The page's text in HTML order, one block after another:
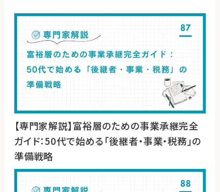
【専門家解説】富裕層のための事業承継完全
ガイド：50代で始める「後継者・事業・税務」の
準備戦略